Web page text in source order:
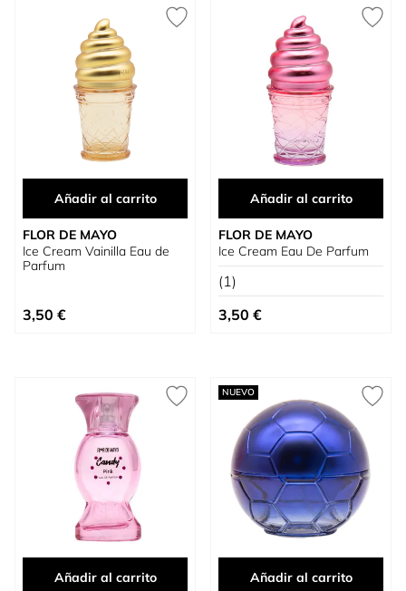
Añadir al carrito
FLOR DE MAYO
Ice Cream Vainilla Eau de
Parfum
3,50 €
Añadir al carrito
FLOR DE MAYO
Ice Cream Eau De Parfum
(1)
3,50 €
Añadir al carrito
NUEVO
Añadir al carrito